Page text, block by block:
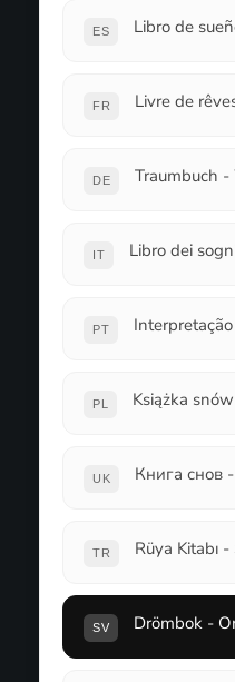
ES Libro de
FR Livre de
DE Traumbuch
IT Libro dei
PT
PL Książka
UK Книга снов
TR Rüya Kitabı
SV Drömbok -